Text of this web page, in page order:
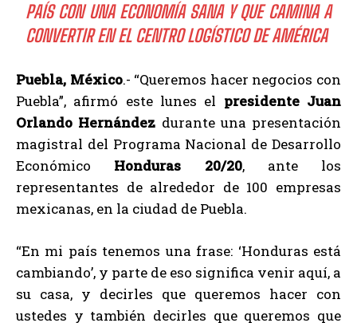
PAÍS CON UNA ECONOMÍA SANA Y QUE CAMINA A
CONVERTIR EN EL CENTRO LOGÍSTICO DE AMÉRICA
Puebla, México.- “Queremos hacer negocios con
Puebla”, afirmó este lunes el presidente Juan
Orlando Hernández durante una presentación
magistral del Programa Nacional de Desarrollo
Económico Honduras 20/20, ante los
representantes de alrededor de 100 empresas
mexicanas, en la ciudad de Puebla.
“En mi país tenemos una frase: ‘Honduras está
cambiando’, y parte de eso significa venir aquí, a
su casa, y decirles que queremos hacer con
ustedes y también decirles que queremos que